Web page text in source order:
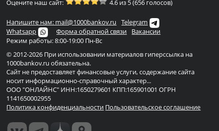
Оцените наш сайт: 4.6 из 5 (656 голосов)
Напишите нам: mail@1000bankov.ru
Telegram
Whatsapp
Форма обратной связи
Вакансии
Режим работы: 8:00-19:00 Пн-Вс
© 2012-2026 При использовании материалов гиперссылка на
1000bankov.ru обязательна.
Сайт не предоставляет финансовые услуги, содержание сайта
носит информационно-справочный характер...
ООО "ОНЛАЙНС" ИНН:1650279601 КПП:165901001 ОГРН
1141650002955
Политика конфиденциальности Пользовательское соглашение